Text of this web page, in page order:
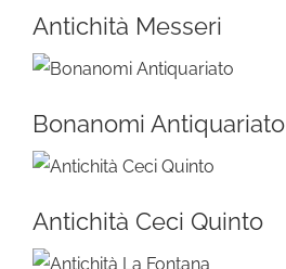
Antichità Messeri
Bonanomi Antiquariato
Antichità Ceci Quinto